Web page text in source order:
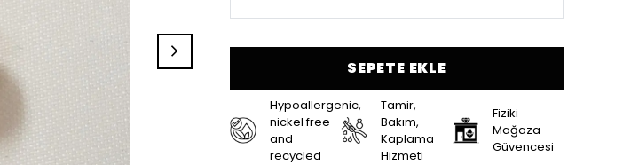
SEPETE EKLE
Hypoallergenic,
nickel free
and
recycled
Tamir,
Bakım,
Kaplama
Hizmeti
Fiziki
Mağaza
Güvencesi